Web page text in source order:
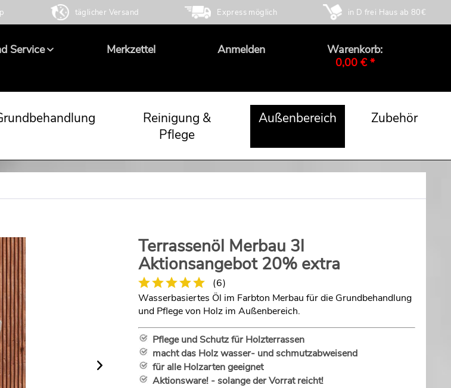
täglicher Versand Express möglich in D frei Haus ab 80€
Service Merkzettel Anmelden
Warenkorb:
0,00 € *
Reinigung &
Pflege
Außenbereich Zubehör
Terrassenöl Merbau 3l
Aktionsangebot 20% extra
(6)
Wasserbasiertes Öl im Farbton Merbau für die Grundbehandlung
und Pflege von Holz im Außenbereich.
Pflege und Schutz für Holzterrassen
macht das Holz wasser- und schmutzabweisend
für alle Holzarten geeignet
Aktionsware! - solange der Vorrat reicht!